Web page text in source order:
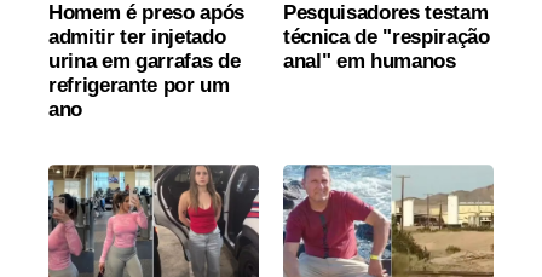
Homem é preso após
admitir ter injetado
urina em garrafas de
refrigerante por um
ano
Pesquisadores testam
técnica de "respiração
anal" em humanos